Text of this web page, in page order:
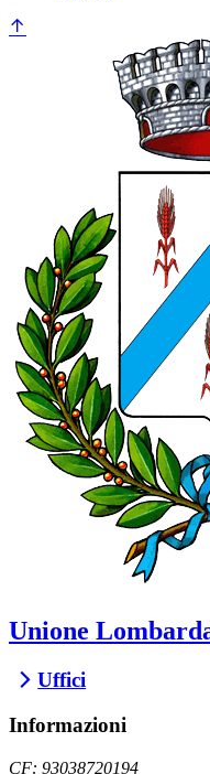
Unione
Uffici
Informazioni
CF: 93038720194